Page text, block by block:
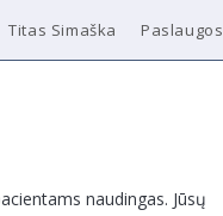
Titas Simaška Paslaugos
naudingas. Jūsų